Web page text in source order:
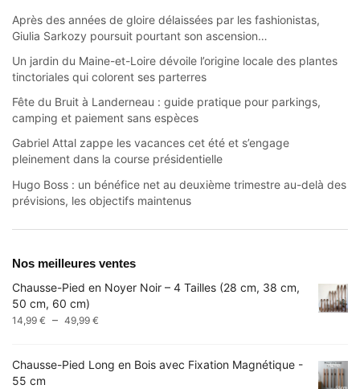
Après des années de gloire délaissées par les fashionistas,
Giulia Sarkozy poursuit pourtant son ascension…
Un jardin du Maine-et-Loire dévoile l’origine locale des plantes
tinctoriales qui colorent ses parterres
Fête du Bruit à Landerneau : guide pratique pour parkings,
camping et paiement sans espèces
Gabriel Attal zappe les vacances cet été et s’engage
pleinement dans la course présidentielle
Hugo Boss : un bénéfice net au deuxième trimestre au-delà des
prévisions, les objectifs maintenus
Nos meilleures ventes
Chausse-Pied en Noyer Noir – 4 Tailles (28 cm, 38 cm,
50 cm, 60 cm)
14,99 € – 49,99 €
14,99 €
Chausse-Pied Long en Bois avec Fixation Magnétique -
55 cm